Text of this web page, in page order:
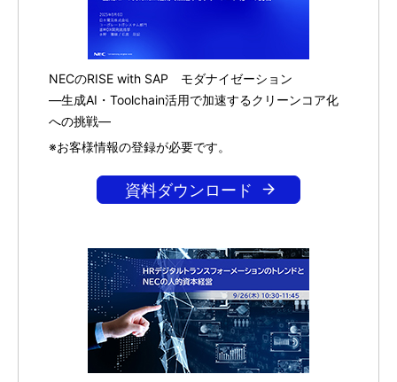
※お客様情報の登録が必要です。
資料ダウンロード
NECのRISE with SAP モダナイゼーション
―生成AI・Toolchain活用で加速するクリーンコア化
への挑戦―